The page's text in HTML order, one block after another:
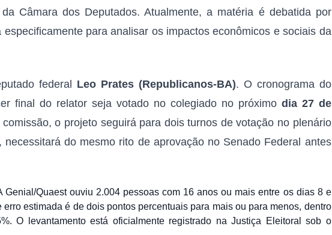
Câmara dos Deputados. Atualmente, a matéria é debatida por
para analisar os impactos econômicos e sociais da
federal Leo Prates (Republicanos-BA). O cronograma do
final do relator seja votado no colegiado no próximo dia 27 de
o projeto seguirá para dois turnos de votação no plenário
do mesmo rito de aprovação no Senado Federal antes
Genial/Quaest ouviu 2.004 pessoas com 16 anos ou mais entre os dias 8 e
erro estimada é de dois pontos percentuais para mais ou para menos, dentro
O levantamento está oficialmente registrado na Justiça Eleitoral sob o